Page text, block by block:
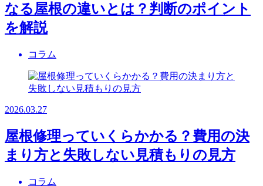
なる屋根の違いとは？判断のポイント
を解説
コラム
2026.03.27
屋根修理っていくらかかる？費用の決
まり方と失敗しない見積もりの見方
コラム